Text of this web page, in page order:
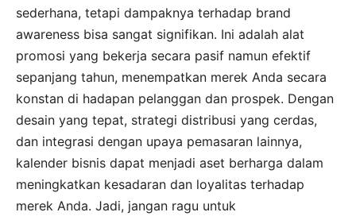
sederhana, tetapi dampaknya terhadap brand
awareness bisa sangat signifikan. Ini adalah alat
promosi yang bekerja secara pasif namun efektif
sepanjang tahun, menempatkan merek Anda secara
konstan di hadapan pelanggan dan prospek. Dengan
desain yang tepat, strategi distribusi yang cerdas,
dan integrasi dengan upaya pemasaran lainnya,
kalender bisnis dapat menjadi aset berharga dalam
meningkatkan kesadaran dan loyalitas terhadap
merek Anda. Jadi, jangan ragu untuk